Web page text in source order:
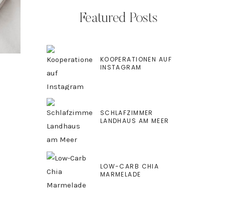
Featured Posts
KOOPERATIONEN AUF
INSTAGRAM
SCHLAFZIMMER
LANDHAUS AM MEER
LOW-CARB CHIA
MARMELADE